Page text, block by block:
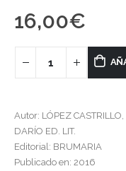
16,00€
Autor: LÓPEZ
DARÍO ED. LIT.
Editorial: BRUMARIA
Publicado en: 2016